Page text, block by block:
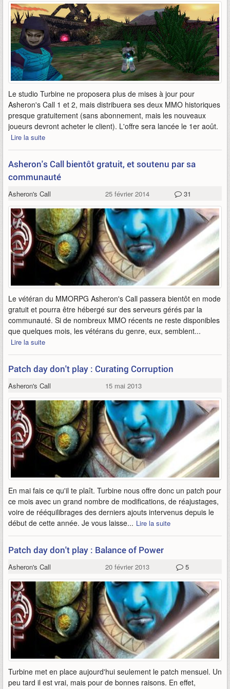
Le studio Turbine ne proposera plus de mises à jour pour
Asheron's Call 1 et 2, mais distribuera ses deux MMO historiques
presque gratuitement (sans abonnement, mais les nouveaux
joueurs devront acheter le client). L'offre sera lancée le 1er août.
Lire la suite
Asheron's Call bientôt gratuit, et soutenu par sa
communauté
Asheron's Call 25 février 2014 31
Le vétéran du MMORPG Asheron's Call passera bientôt en mode
gratuit et pourra être hébergé sur des serveurs gérés par la
communauté. Si de nombreux MMO récents ne reste disponibles
que quelques mois, les vétérans du genre, eux, semblent...
Lire la suite
Patch day don't play : Curating Corruption
Asheron's Call 15 mai 2013
En mai fais ce qu'il te plaît. Turbine nous offre donc un patch pour
ce mois avec un grand nombre de modifications, de réajustages,
voire de rééquilibrages des derniers ajouts intervenus depuis le
début de cette année. Je vous laisse... Lire la suite
Patch day don't play : Balance of Power
Asheron's Call 20 février 2013 5
Turbine met en place aujourd'hui seulement le patch mensuel. Un
peu tard il est vrai, mais pour de bonnes raisons. En effet,